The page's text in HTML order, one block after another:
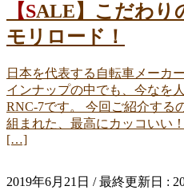
【SALE】こだわりのアンカーのクロ
モリロード！
日本を代表する自転車メーカ
インナップの中でも、今なを
RNC-7です。 今回ご紹介する
組まれた、最高にカッコいい
[…]
2019年6月21日 / 最終更新日 :